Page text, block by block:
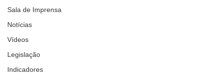
Sala de Imprensa
Notícias
Vídeos
Legislação
Indicadores